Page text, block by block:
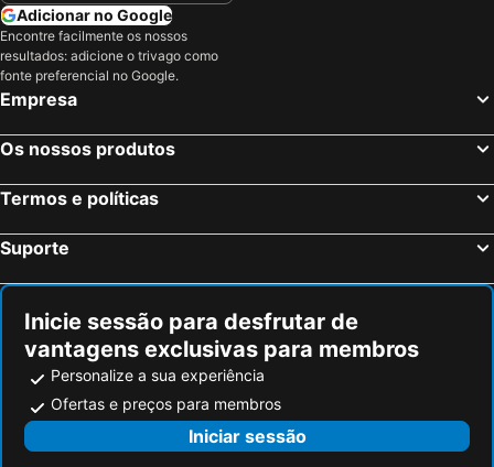
Adicionar no Google
Encontre facilmente os nossos
resultados: adicione o trivago como
fonte preferencial no Google.
Empresa
Os nossos produtos
Termos e políticas
Suporte
Inicie sessão para desfrutar de
vantagens exclusivas para membros
Personalize a sua experiência
Ofertas e preços para membros
Iniciar sessão